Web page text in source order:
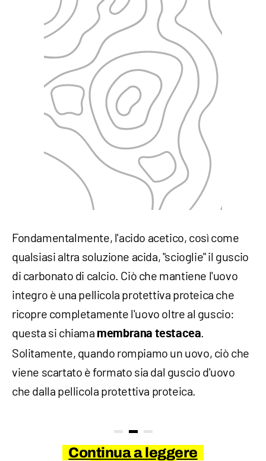
Fondamentalmente, l'acido acetico, così come
qualsiasi altra soluzione acida, "scioglie" il guscio
di carbonato di calcio. Ciò che mantiene l'uovo
integro è una pellicola protettiva proteica che
ricopre completamente l'uovo oltre al guscio:
questa si chiama membrana testacea.
Solitamente, quando rompiamo un uovo, ciò che
viene scartato è formato sia dal guscio d'uovo
che dalla pellicola protettiva proteica.
Continua a leggere